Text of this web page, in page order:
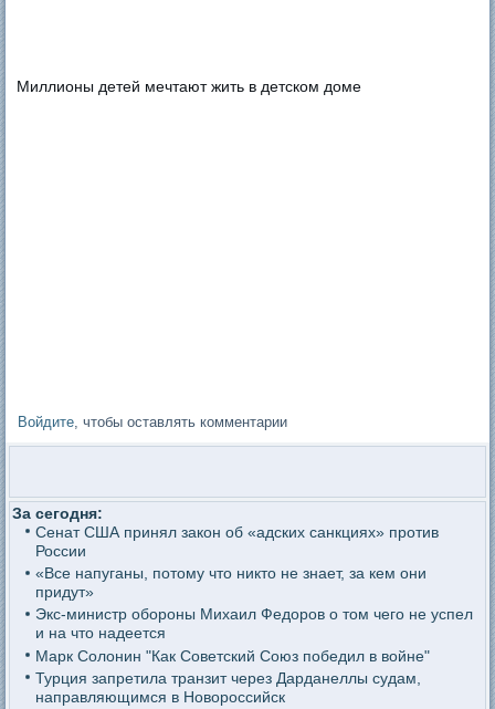
Миллионы детей мечтают жить в детском доме
Войдите , чтобы оставлять комментарии
За сегодня:
Сенат США принял закон об «адских санкциях» против
России
«Все напуганы, потому что никто не знает, за кем они
придут»
Экс-министр обороны Михаил Федоров о том чего не успел
и на что надеется
Марк Солонин "Как Советский Союз победил в войне"
Турция запретила транзит через Дарданеллы судам,
направляющимся в Новороссийск